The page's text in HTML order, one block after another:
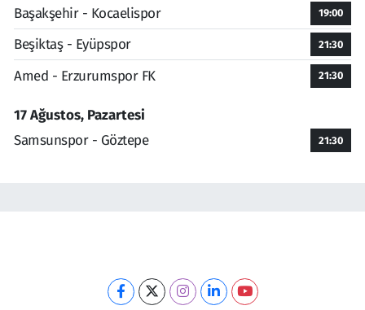
Başakşehir - Kocaelispor
19:00
Beşiktaş - Eyüpspor 21:30
Amed - Erzurumspor FK 21:30
17 Ağustos, Pazartesi
Samsunspor - Göztepe
21:30